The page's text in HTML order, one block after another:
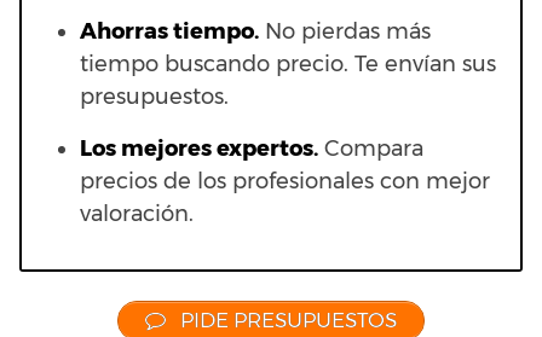
Ahorras tiempo. No pierdas más
tiempo buscando precio. Te envían sus
presupuestos.
Los mejores expertos. Compara
precios de los profesionales con mejor
valoración.
PIDE PRESUPUESTOS